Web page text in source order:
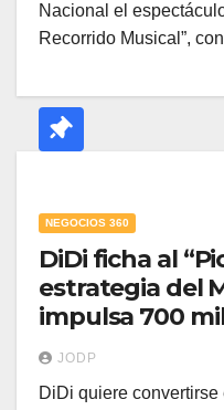
Nacional el
Recorrido Musical”,
NEGOCIOS 360
DiDi ficha al
estrategia del
impulsa 700
JODP
DiDi quiere